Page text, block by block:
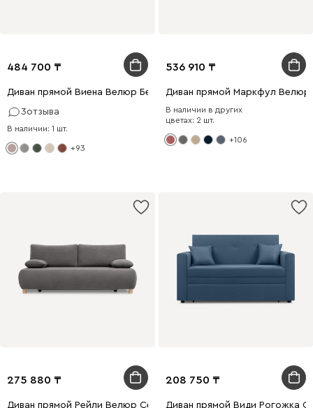
484 700
Диван прямой Виена Велюр Бежевый
3отзыва
В наличии: 1 шт.
+93
536 910
Диван прямой Маркфул Велюр
В наличии в других
цветах: 2 шт.
+106
275 880
Диван прямой Рейли Велюр Серый
208 750
Диван прямой Види Рогожка